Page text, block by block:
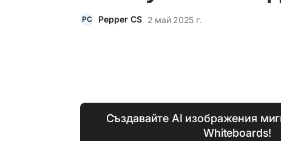
PC Pepper CS 2 май 2025 г.
Създавайте AI изображения
Whiteboards!